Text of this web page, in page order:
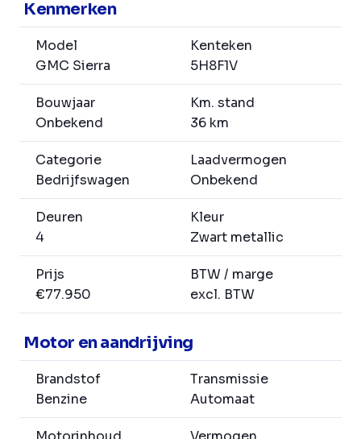
Kenmerken
Model
GMC Sierra
Kenteken
5H8F1V
Bouwjaar
Onbekend
Km. stand
36 km
Categorie
Bedrijfswagen
Laadvermogen
Onbekend
Deuren
4
Kleur
Zwart metallic
Prijs
€77.950
BTW / marge
excl. BTW
Motor en aandrijving
Brandstof
Benzine
Transmissie
Automaat